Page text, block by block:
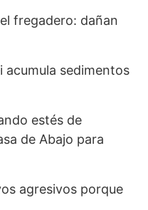
fregadero: dañan
acumula sedimentos
estés de
de Abajo para
agresivos porque